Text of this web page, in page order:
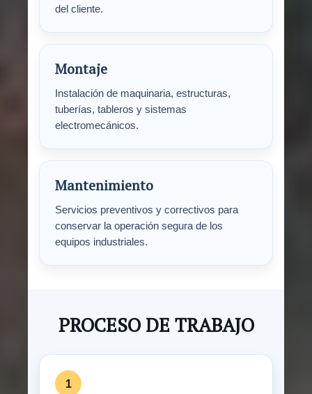
del cliente.
Montaje
Instalación de maquinaria, estructuras,
tuberías, tableros y sistemas
electromecánicos.
Mantenimiento
Servicios preventivos y correctivos para
conservar la operación segura de los
equipos industriales.
PROCESO DE TRABAJO